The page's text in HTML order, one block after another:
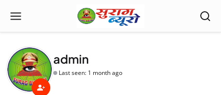
admin
Last seen: 1 month ago